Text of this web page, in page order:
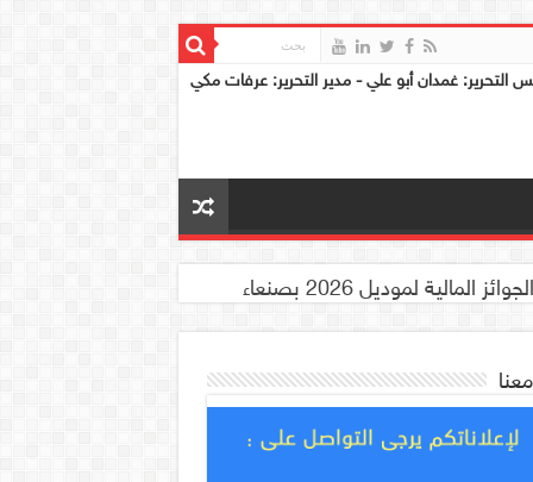
التحرير: غمدان أبو علي - مدير التحرير: عرفات مكي